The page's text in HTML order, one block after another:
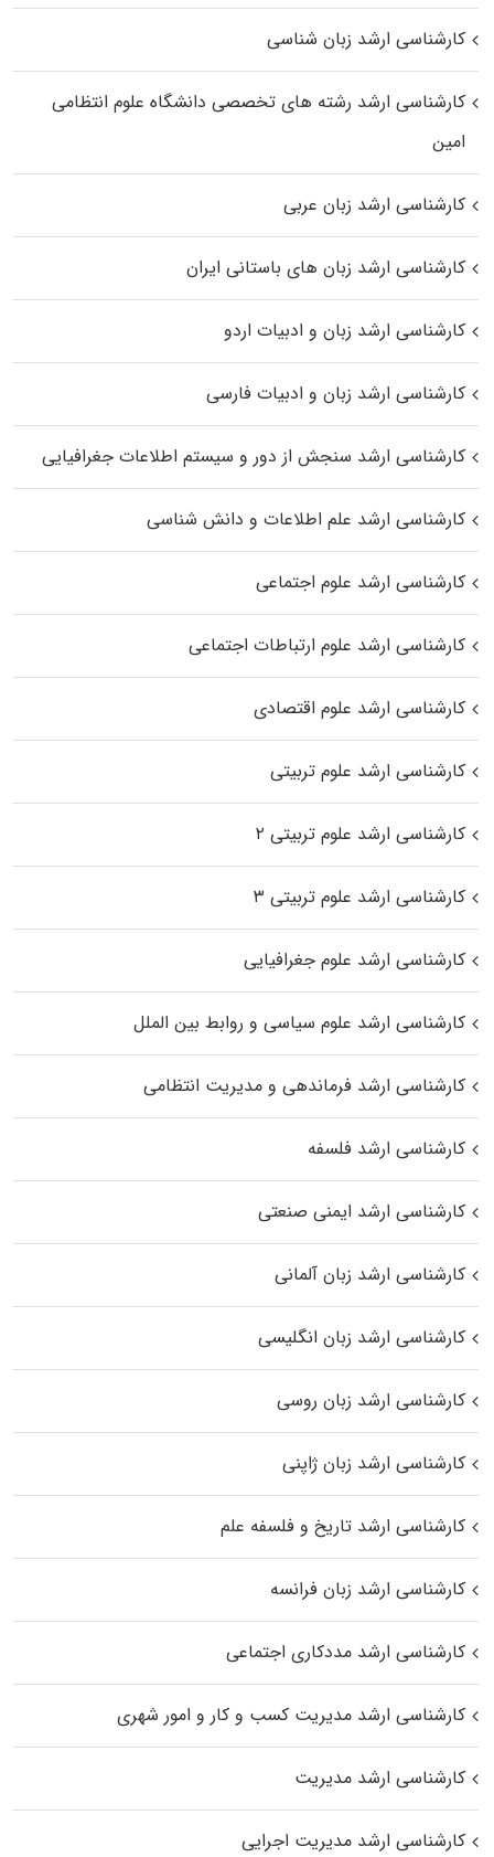
کارشناسی ارشد زبان شناسی
کارشناسی ارشد رﺷﺘﻪ ﻫﺎی تخصصی داﻧﺸﮕﺎه ﻋﻠﻮم انتظامی
اﻣﻴﻦ
کارشناسی ارشد زبان عربی
کارشناسی ارشد زبان‌ های باستانی ایران
کارشناسی ارشد زبان و ادبیات اردو
کارشناسی ارشد زبان و ادبیات فارسی
کارشناسی ارشد سنجش از دور و سیستم اطلاعات جغرافیایی
کارشناسی ارشد علم اطلاعات و دانش شناسی
کارشناسی ارشد علوم اجتماعی
کارشناسی ارشد علوم ارتباطات اجتماعی
کارشناسی ارشد علوم اقتصادی
کارشناسی ارشد علوم تربیتی
کارشناسی ارشد علوم تربیتی ۲
کارشناسی ارشد علوم تربیتی ۳
کارشناسی ارشد علوم جغرافیایی
کارشناسی ارشد علوم سیاسی و روابط بین الملل
کارشناسی ارشد فرماندهی و مدیریت انتظامی
کارشناسی ارشد فلسفه
کارشناسی ارشد ایمنی صنعتی
کارشناسی ارشد زبان آلمانی
کارشناسی ارشد زبان انگلیسی
کارشناسی ارشد زبان روسی
کارشناسی ارشد زبان ژاپنی
کارشناسی ارشد تاریخ و فلسفه علم
کارشناسی ارشد زبان فرانسه
کارشناسی ارشد مددکاری اجتماعی
کارشناسی ارشد مدیریت کسب و کار و امور شهری
کارشناسی ارشد مدیریت
کارشناسی ارشد مدیریت اجرایی